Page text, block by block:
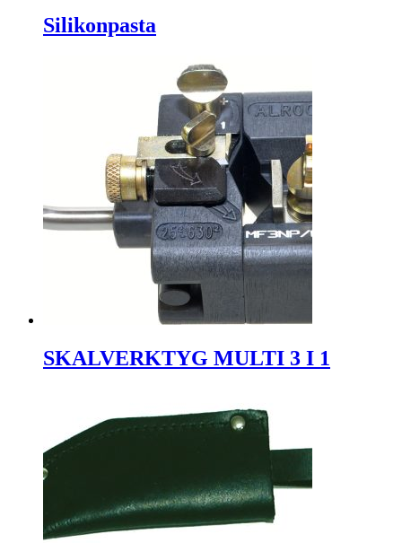
Silikonpasta
SKALVERKTYG MULTI 3 I 1